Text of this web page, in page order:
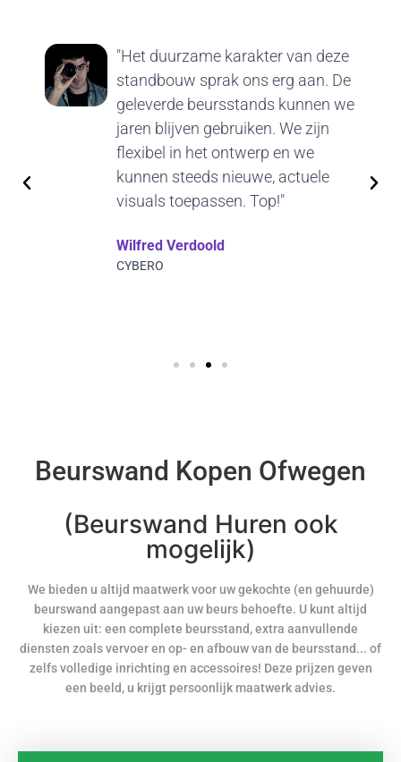
"Het duurzame karakter van deze
standbouw sprak ons erg aan. De
geleverde beursstands kunnen we
jaren blijven gebruiken. We zijn
flexibel in het ontwerp en we
kunnen steeds nieuwe, actuele
visuals toepassen. Top!"
Wilfred Verdoold
CYBERO
Beurswand Kopen Ofwegen
(Beurswand Huren ook
mogelijk)
We bieden u altijd maatwerk voor uw gekochte (en gehuurde)
beurswand aangepast aan uw beurs behoefte. U kunt altijd
kiezen uit: een complete beursstand, extra aanvullende
diensten zoals vervoer en op- en afbouw van de beursstand... of
zelfs volledige inrichting en accessoires! Deze prijzen geven
een beeld, u krijgt persoonlijk maatwerk advies.